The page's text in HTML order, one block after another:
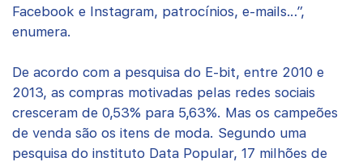
Facebook e Instagram, patrocínios, e-mails…”,
enumera.
De acordo com a pesquisa do E-bit, entre 2010 e
2013, as compras motivadas pelas redes sociais
cresceram de 0,53% para 5,63%. Mas os campeões
de venda são os itens de moda. Segundo uma
pesquisa do instituto Data Popular, 17 milhões de